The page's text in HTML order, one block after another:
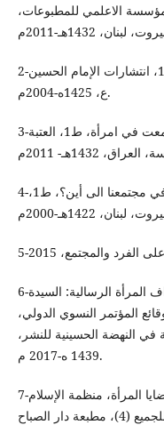
كفاح، نساء الطفوف، ط1، مؤسسة الاعلمي للمطبوعات،
2-الحكيم: محمد باقر، فاطمة الزهراء ع، ط1، انتشارات الإمام الحسين
ع، 1425ه-2004م.
3-الحسني: نبيل، خديجة بنت خويلد/ امة جمعت في امرأة، ط1، العتبة
4-ال حمادة: حسن والبحراني: بشير، المرأة في مجتمعنا الى أين؟، ط1،
6-السوداني: هناء، أثر القدوة في تحقيق أهداف المرأة الرسالية: السيدة
السلام) انموذجاً، مج1، ط1، وقائع المؤتمر النسوي الدولي،
النهضة الحسينية للنشر،
1439 ه-2017 م.
7-العادلي: حسين درويش، رسالة في قضايا المرأة، منظمة الإسلام
والديمقراطية، سلسلة الديمقراطية للجميع (4)، مطبعة دار الصباح